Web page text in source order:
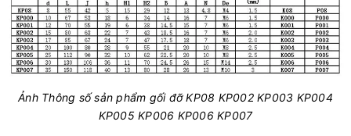
Ảnh Thông số sản phẩm gối đỡ KP08 KP002 KP003 KP004
KP005 KP006 KP006 KP007